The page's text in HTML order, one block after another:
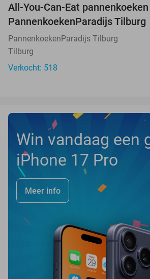
All-You-Can-Eat
PannenkoekenParadijs Tilburg
PannenkoekenParadijs Tilburg
Tilburg
Verkocht: 518
Win vandaag een
iPhone 17 Pro
Meer info